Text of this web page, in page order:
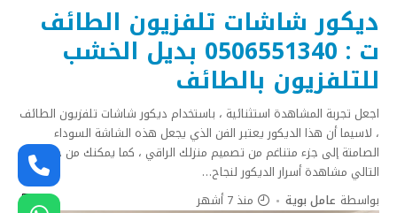
ديكور شاشات تلفزيون الطائف
ت : 0506551340 بديل الخشب
للتلفزيون بالطائف
اجعل تجربة المشاهدة استثنائية ، باستخدام ديكور شاشات تلفزيون الطائف
، لاسيما أن هذا الديكور يعتبر الفن الذي يجعل هذه الشاشة السوداء
الصامتة إلى جزء متناغم من تصميم منزلك الراقي ، كما يمكنك من خلال
التالي مشاهدة أسرار الديكور لنجاح…
بواسطة عامل بوية منذ 7 أشهر